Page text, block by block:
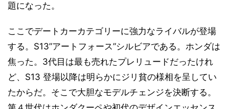
題になった。
ここでデートカーカテゴリーに強力なライバルが登場
する。S13”アートフォース”シルビアである。ホンダは
焦った。3代目は最も売れたプレリュードだったけれ
ど、S13 登場以降は明らかにジリ貧の様相を呈してい
たからだ。そこで大胆なモデルチェンジを決断する。